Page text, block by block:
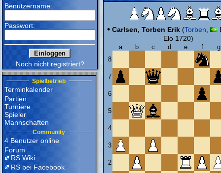
Benutzername:
Passwort:
Noch nicht registriert?
Spielbetrieb
Terminkalender
Partien
Turniere
Spieler
Mannschaften
Community
4 Benutzer online
Forum
RS Wiki
RS bei Facebook
• Carlsen, Torben Erik (Torben
Elo 1720)
a b c d e f
g
8
7
6
5
4
3
2